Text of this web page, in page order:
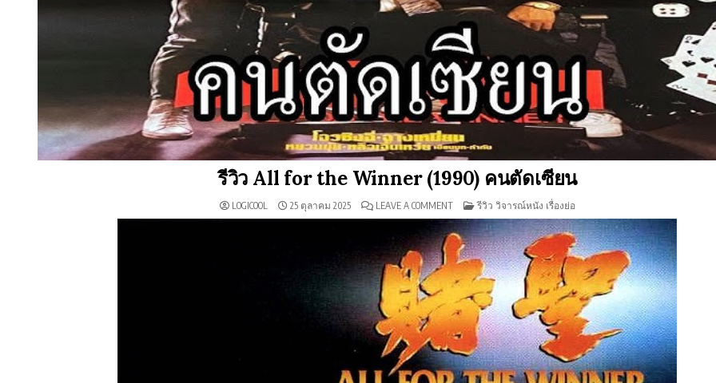
รีวิว All for the Winner (1990) คนตัดเซียน
LOGICOOL 25 ตุลาคม 2025 LEAVE A COMMENTON
ALL
FOR
THE
WINNER
(1990)
คน
ตัด
เซียน
POSTED
รีวิว วิจารณ์หนัง เรื่องย่อ